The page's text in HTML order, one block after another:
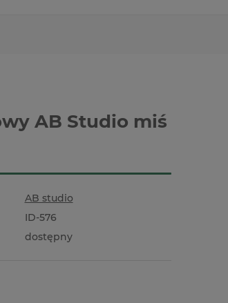
AB Studio miś
AB studio
ID-576
dostępny